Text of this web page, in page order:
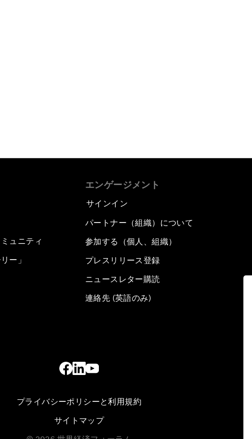
ュニティ
ー」
エンゲージメント
サインイン
パートナー（組織）について
参加する（個人、組織）
プレスリリース登録
ニュースレター購読
連絡先 (英語のみ)
プライバシーポリシーと利用規約
サイトマップ